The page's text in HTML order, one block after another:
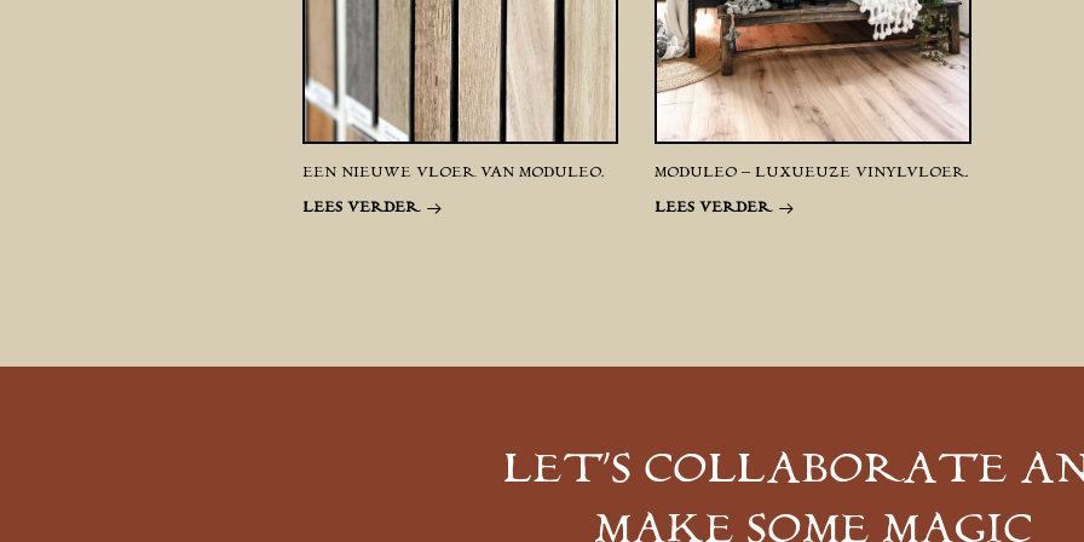
EEN NIEUWE VLOER VAN MODULEO.
LEES VERDER
MODULEO – LUXUEUZE VINYLVLOER.
LEES VERDER
LET’S COLLABORATE
MAKE SOME MAGIC